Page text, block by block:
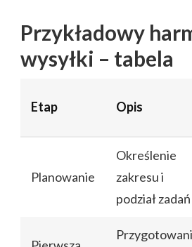
Przykładowy
wysyłki – tabela
Etap Opis
Planowanie
Określenie
zakresu i
podział zadań